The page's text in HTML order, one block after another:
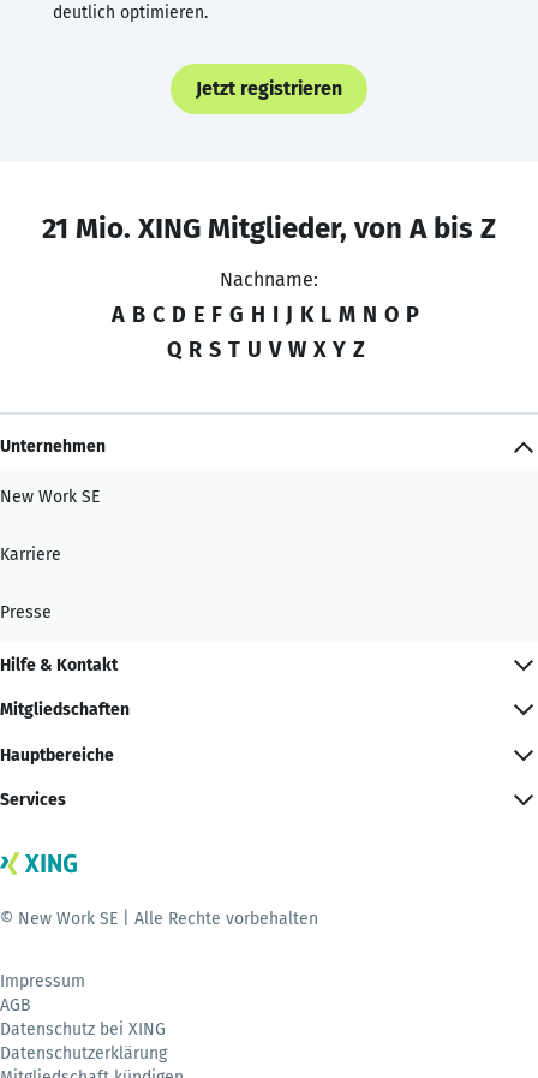
deutlich optimieren.
Jetzt registrieren
21 Mio. XING Mitglieder, von A bis Z
Nachname:
A B C D E F G H I J K L M N O P
Q R S T U V W X Y Z
Unternehmen
New Work SE
Karriere
Presse
Hilfe & Kontakt
Mitgliedschaften
Hauptbereiche
Services
© New Work SE | Alle Rechte vorbehalten
Impressum
AGB
Datenschutz bei XING
Datenschutzerklärung